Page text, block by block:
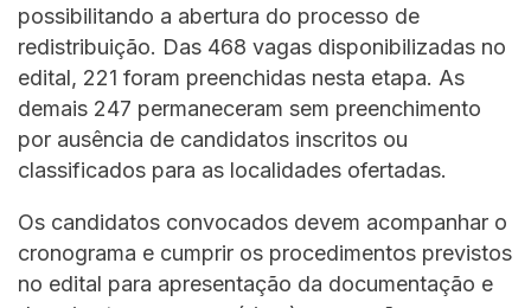
possibilitando a abertura do processo de
redistribuição. Das 468 vagas disponibilizadas no
edital, 221 foram preenchidas nesta etapa. As
demais 247 permaneceram sem preenchimento
por ausência de candidatos inscritos ou
classificados para as localidades ofertadas.
Os candidatos convocados devem acompanhar o
cronograma e cumprir os procedimentos previstos
no edital para apresentação da documentação e